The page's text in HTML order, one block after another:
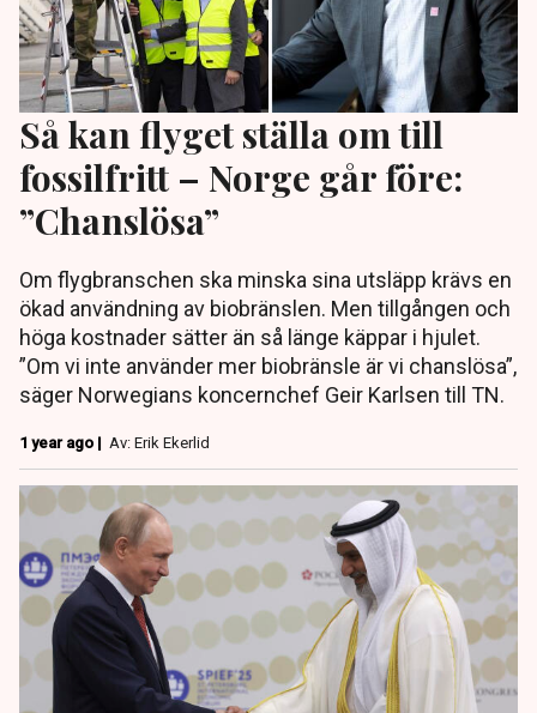
Så kan flyget ställa om till
fossilfritt – Norge går före:
”Chanslösa”
Om flygbranschen ska minska sina utsläpp krävs en
ökad användning av biobränslen. Men tillgången och
höga kostnader sätter än så länge käppar i hjulet.
”Om vi inte använder mer biobränsle är vi chanslösa”,
säger Norwegians koncernchef Geir Karlsen till TN.
1 year ago | Av: Erik Ekerlid